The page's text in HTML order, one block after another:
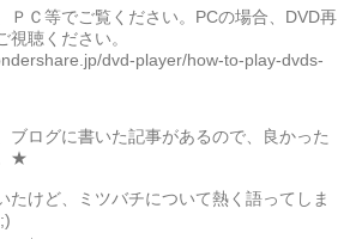
ＰＣ等でご覧ください。PCの場合、DVD再
聴ください。
dvd-player/how-to-play-dvds-
ログに書いた記事があるので、良かった
★
たけど、ミツバチについて熱く語ってしま